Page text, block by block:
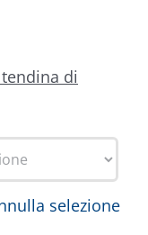
di
selezione